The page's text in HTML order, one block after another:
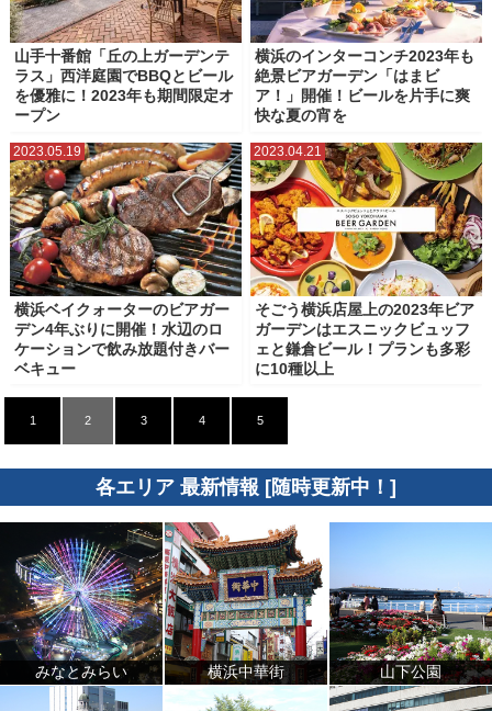
山手十番館「丘の上ガーデンテ
ラス」西洋庭園でBBQとビール
を優雅に！2023年も期間限定オ
ープン
横浜のインターコンチ2023年も
絶景ビアガーデン「はまビ
ア！」開催！ビールを片手に爽
快な夏の宵を
2023.05.19
横浜ベイクォーターのビアガー
デン4年ぶりに開催！水辺のロ
ケーションで飲み放題付きバー
ベキュー
2023.04.21
そごう横浜店屋上の2023年ビア
ガーデンはエスニックビュッフ
ェと鎌倉ビール！プランも多彩
に10種以上
1 2 3 4 5
各エリア 最新情報 [随時更新中！]
みなとみらい 横浜中華街 山下公園